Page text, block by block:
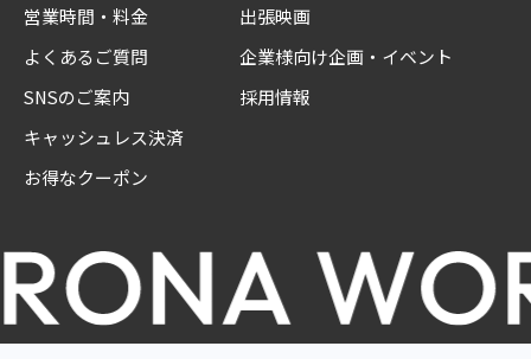
営業時間・料金
よくあるご質問
SNSのご案内
キャッシュレス決済
お得なクーポン
出張映画
企業様向け企画・イベント
採用情報